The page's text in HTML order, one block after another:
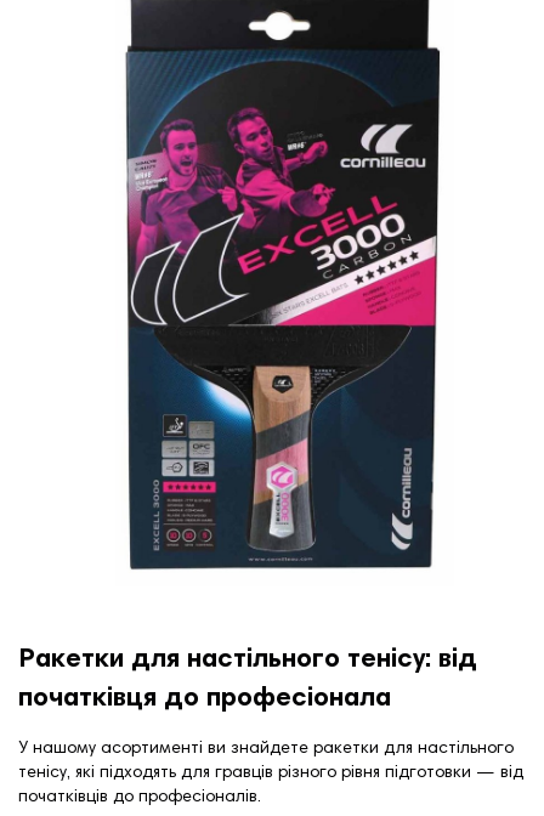
Ракетки для настільного тенісу: від
початківця до професіонала
У нашому асортименті ви знайдете ракетки для настільного
тенісу, які підходять для гравців різного рівня підготовки — від
початківців до професіоналів.